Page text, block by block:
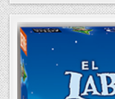
e
d